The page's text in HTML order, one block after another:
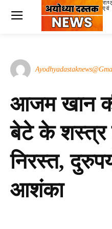
एवं
आजम खान
बेटे के शस्त्र
निरस्त,
आशंका